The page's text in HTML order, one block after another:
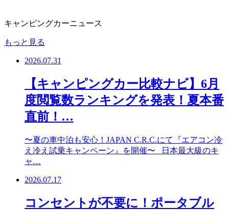
キャンピングカーニュース
もっと見る
2026.07.31
【キャンピングカー比較ナビ】6月
度閲覧数ランキングを発表！夏本番
直前！…
〜夏の車中泊も安心！JAPAN C.R.C.にて『エアコン冷
え冷え試乗キャンペーン』を開催〜 日本最大級のキ
ャ…
2026.07.17
コンセントが不要に！ポータブル